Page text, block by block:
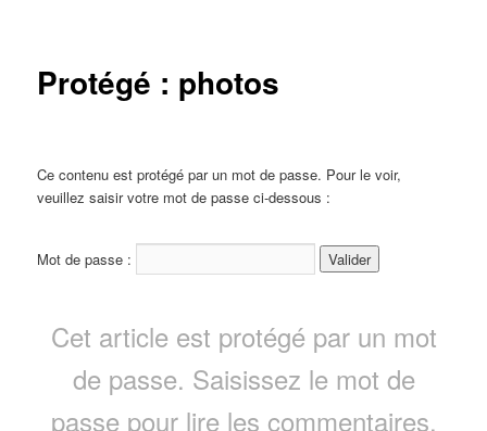
Protégé : photos
Ce contenu est protégé par un mot de passe. Pour le voir,
veuillez saisir votre mot de passe ci-dessous :
Mot de passe :
Cet article est protégé par un mot
de passe. Saisissez le mot de
passe pour lire les commentaires.